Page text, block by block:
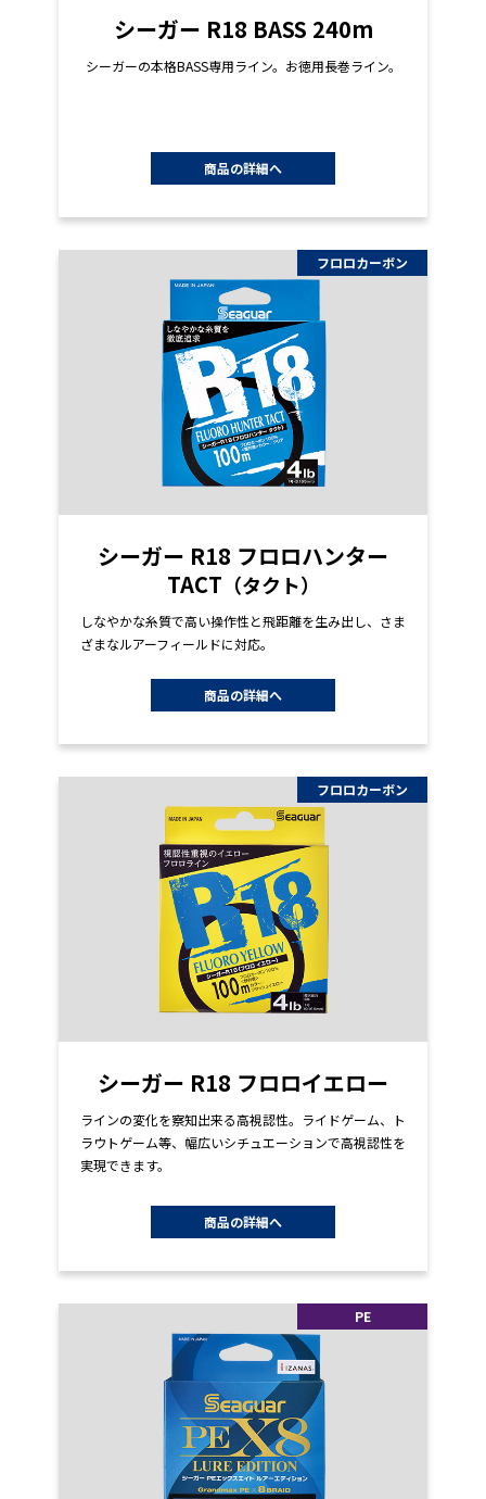
シーガー R18 BASS 240m
シーガーの本格BASS専用ライン。お徳用長巻ライン。
商品の詳細へ
フロロカーボン
シーガー R18 フロロハンター
TACT （タクト）
しなやかな糸質で高い操作性と飛距離を生み出し、さま
ざまなルアーフィールドに対応。
商品の詳細へ
フロロカーボン
シーガー R18 フロロイエロー
ラインの変化を察知出来る高視認性。ライドゲーム、ト
ラウトゲーム等、幅広いシチュエーションで高視認性を
実現できます。
商品の詳細へ
PE